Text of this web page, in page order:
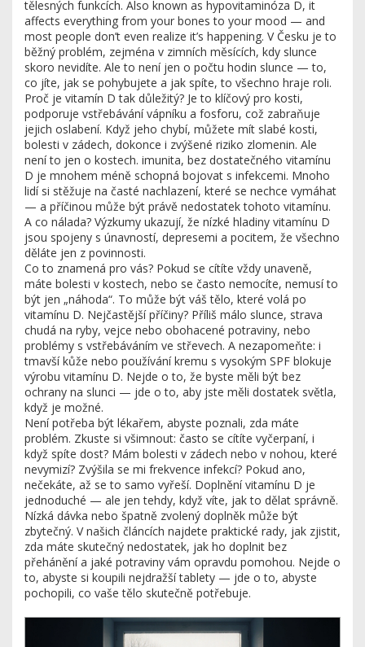
tělesných funkcích. Also known as hypovitaminóza D, it
affects everything from your bones to your mood — and
most people don’t even realize it’s happening. V Česku je to
běžný problém, zejména v zimních měsících, kdy slunce
skoro nevidíte. Ale to není jen o počtu hodin slunce — to,
co jíte, jak se pohybujete a jak spíte, to všechno hraje roli.
Proč je vitamín D tak důležitý? Je to klíčový pro kosti,
podporuje vstřebávání vápníku a fosforu, což zabraňuje
jejich oslabení. Když jeho chybí, můžete mít slabé kosti,
bolesti v zádech, dokonce i zvýšené riziko zlomenin. Ale
není to jen o kostech. imunita, bez dostatečného vitamínu
D je mnohem méně schopná bojovat s infekcemi. Mnoho
lidí si stěžuje na časté nachlazení, které se nechce vymáhat
— a příčinou může být právě nedostatek tohoto vitamínu.
A co nálada? Výzkumy ukazují, že nízké hladiny vitamínu D
jsou spojeny s únavností, depresemi a pocitem, že všechno
děláte jen z povinnosti.
Co to znamená pro vás? Pokud se cítíte vždy unaveně,
máte bolesti v kostech, nebo se často nemocíte, nemusí to
být jen „náhoda“. To může být váš tělo, které volá po
vitamínu D. Nejčastější příčiny? Příliš málo slunce, strava
chudá na ryby, vejce nebo obohacené potraviny, nebo
problémy s vstřebáváním ve střevech. A nezapomeňte: i
tmavší kůže nebo používání kremu s vysokým SPF blokuje
výrobu vitamínu D. Nejde o to, že byste měli být bez
ochrany na slunci — jde o to, aby jste měli dostatek světla,
když je možné.
Není potřeba být lékařem, abyste poznali, zda máte
problém. Zkuste si všimnout: často se cítíte vyčerpaní, i
když spíte dost? Mám bolesti v zádech nebo v nohou, které
nevymizí? Zvýšila se mi frekvence infekcí? Pokud ano,
nečekáte, až se to samo vyřeší. Doplnění vitamínu D je
jednoduché — ale jen tehdy, když víte, jak to dělat správně.
Nízká dávka nebo špatně zvolený doplněk může být
zbytečný. V našich článcích najdete praktické rady, jak zjistit,
zda máte skutečný nedostatek, jak ho doplnit bez
přehánění a jaké potraviny vám opravdu pomohou. Nejde o
to, abyste si koupili nejdražší tablety — jde o to, abyste
pochopili, co vaše tělo skutečně potřebuje.